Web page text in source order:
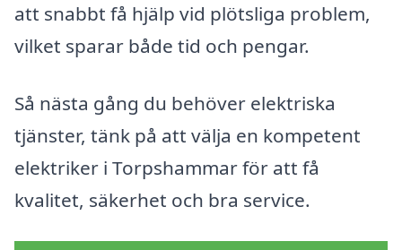
att snabbt få hjälp vid plötsliga problem,
vilket sparar både tid och pengar.
Så nästa gång du behöver elektriska
tjänster, tänk på att välja en kompetent
elektriker i Torpshammar för att få
kvalitet, säkerhet och bra service.